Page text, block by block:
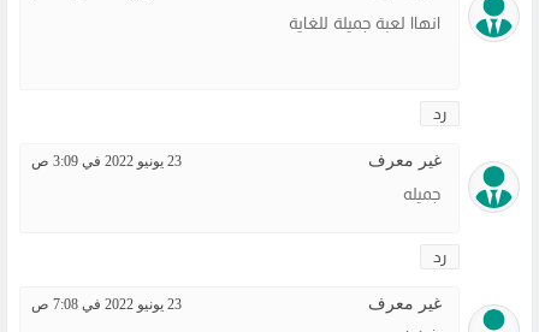
انهاا لعبة جميلة للغاية
رد
غير معرف 23 يونيو 2022 في 3:09 ص
جميله
رد
غير معرف 23 يونيو 2022 في 7:08 ص